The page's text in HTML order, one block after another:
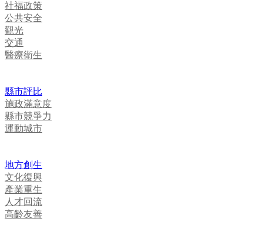
社福政策
公共安全
觀光
交通
醫療衛生
縣市評比
施政滿意度
縣市競爭力
運動城市
地方創生
文化復興
產業重生
人才回流
高齡友善